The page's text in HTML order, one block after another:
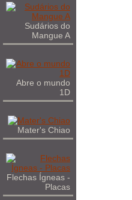
Sudários do
Mangue A
Abre o mundo
1D
Mater's Chiao
Flechas Ígneas -
Placas